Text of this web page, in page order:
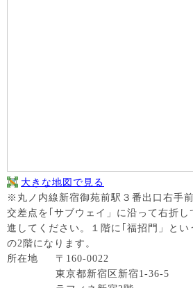
大きな地図で見る
※丸ノ内線新宿御苑前駅３番出口右手
交差点を｢サブウェイ」に沿って右折し
進してください。１階に｢福招門」と
の2階になります。
所在地
〒160-0022
東京都新宿区新宿1-36-5